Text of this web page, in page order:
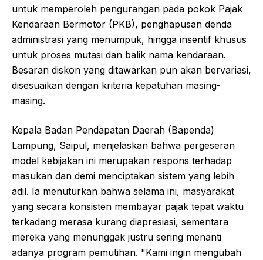
untuk memperoleh pengurangan pada pokok Pajak
Kendaraan Bermotor (PKB), penghapusan denda
administrasi yang menumpuk, hingga insentif khusus
untuk proses mutasi dan balik nama kendaraan.
Besaran diskon yang ditawarkan pun akan bervariasi,
disesuaikan dengan kriteria kepatuhan masing-
masing.
Kepala Badan Pendapatan Daerah (Bapenda)
Lampung, Saipul, menjelaskan bahwa pergeseran
model kebijakan ini merupakan respons terhadap
masukan dan demi menciptakan sistem yang lebih
adil. Ia menuturkan bahwa selama ini, masyarakat
yang secara konsisten membayar pajak tepat waktu
terkadang merasa kurang diapresiasi, sementara
mereka yang menunggak justru sering menanti
adanya program pemutihan. "Kami ingin mengubah